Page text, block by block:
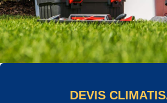
DEVIS